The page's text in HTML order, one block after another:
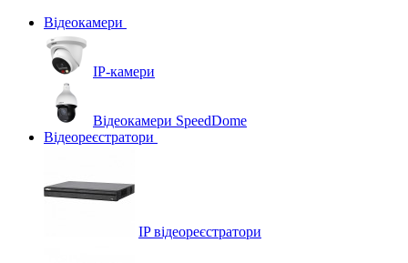
Відеокамери
IP-камери
Відеокамери SpeedDome
Відеореєстратори
IP відеореєстратори